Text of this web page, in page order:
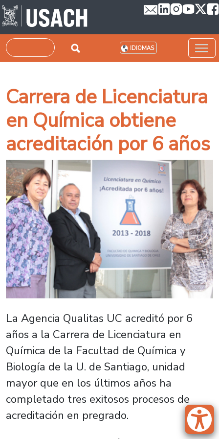
Pasar al contenido principal
Buscar IDIOMAS
Carrera de Licenciatura
en Química obtiene
acreditación por 6 años
La Agencia Qualitas UC acreditó por 6
años a la Carrera de Licenciatura en
Química de la Facultad de Química y
Biología de la U. de Santiago, unidad
mayor que en los últimos años ha
completado tres exitosos procesos de
acreditación en pregrado.